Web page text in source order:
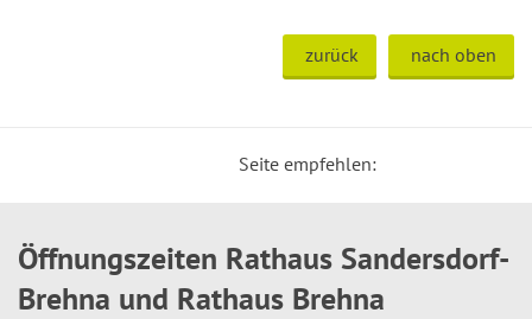
zurück nach oben
Seite empfehlen:
Öffnungszeiten Rathaus Sandersdorf-
Brehna und Rathaus Brehna